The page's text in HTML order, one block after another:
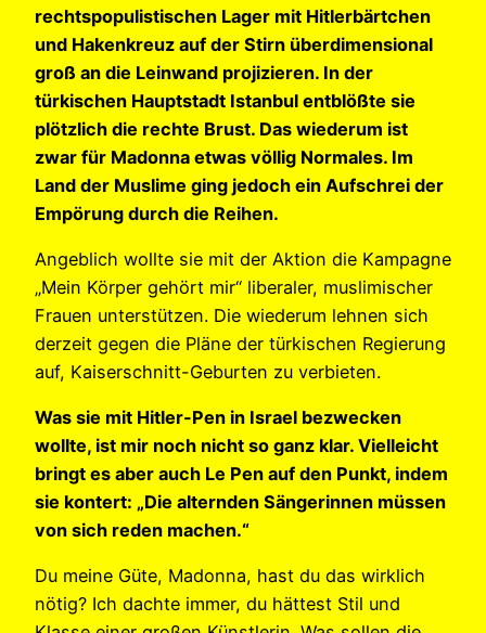
rechtspopulistischen Lager mit Hitlerbärtchen
und Hakenkreuz auf der Stirn überdimensional
groß an die Leinwand projizieren. In der
türkischen Hauptstadt Istanbul entblößte sie
plötzlich die rechte Brust. Das wiederum ist
zwar für Madonna etwas völlig Normales. Im
Land der Muslime ging jedoch ein Aufschrei der
Empörung durch die Reihen.
Angeblich wollte sie mit der Aktion die Kampagne
„Mein Körper gehört mir“ liberaler, muslimischer
Frauen unterstützen. Die wiederum lehnen sich
derzeit gegen die Pläne der türkischen Regierung
auf, Kaiserschnitt-Geburten zu verbieten.
Was sie mit Hitler-Pen in Israel bezwecken
wollte, ist mir noch nicht so ganz klar. Vielleicht
bringt es aber auch Le Pen auf den Punkt, indem
sie kontert: „Die alternden Sängerinnen müssen
von sich reden machen.“
Du meine Güte, Madonna, hast du das wirklich
nötig? Ich dachte immer, du hättest Stil und